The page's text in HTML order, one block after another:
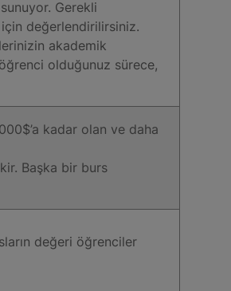
Gerekli
değerlendirilirsiniz.
akademik
olduğunuz sürece,
kadar olan ve daha
Başka bir burs
değeri öğrenciler